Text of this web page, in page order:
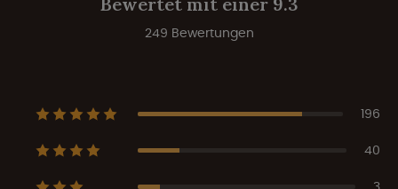
249 Bewertungen
196
40